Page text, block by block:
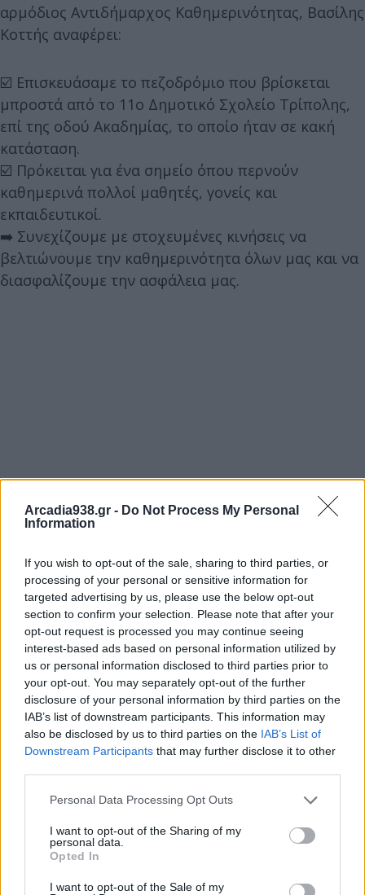
Arcadia938.gr - Do Not Process My Personal
Information
If you wish to opt-out of the sale, sharing to third parties, or
processing of your personal or sensitive information for
targeted advertising by us, please use the below opt-out
section to confirm your selection. Please note that after your
opt-out request is processed you may continue seeing
interest-based ads based on personal information utilized by
us or personal information disclosed to third parties prior to
your opt-out. You may separately opt-out of the further
disclosure of your personal information by third parties on the
IAB’s list of downstream participants. This information may
also be disclosed by us to third parties on the IAB’s List of
Downstream Participants that may further disclose it to other
Personal Data Processing Opt Outs
I want to opt-out of the Sharing of my
personal data.
Opted In
I want to opt-out of the Sale of my
αρμόδιος Αντιδήμαρχος Καθημερινότητας, Βασίλης
Κοττής αναφέρει:
☑️ Επισκευάσαμε το πεζοδρόμιο που βρίσκεται
μπροστά από το 11ο Δημοτικό Σχολείο Τρίπολης,
επί της οδού Ακαδημίας, το οποίο ήταν σε κακή
κατάσταση.
☑️ Πρόκειται για ένα σημείο όπου περνούν
καθημερινά πολλοί μαθητές, γονείς και
εκπαιδευτικοί.
➡️ Συνεχίζουμε με στοχευμένες κινήσεις να
βελτιώνουμε την καθημερινότητα όλων μας και να
διασφαλίζουμε την ασφάλεια μας.